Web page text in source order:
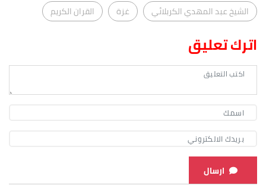
الشيخ عبد المهدي الكربلائي غزة القران الكريم
اترك تعليق
ارسال